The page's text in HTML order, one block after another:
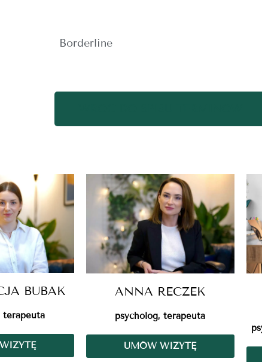
Borderline
BUBAK
terapeuta
ANNA RECZEK
psycholog, terapeuta
UMÓW WIZYTĘ